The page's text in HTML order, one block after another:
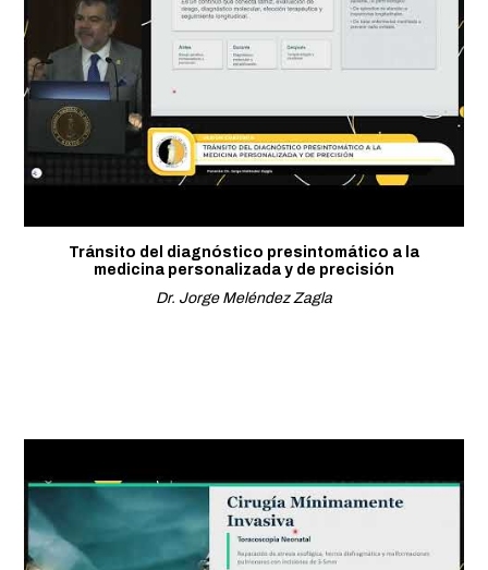
Tránsito del diagnóstico presintomático a la
medicina personalizada y de precisión
Dr. Jorge Meléndez Zagla